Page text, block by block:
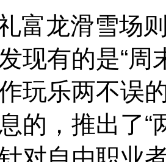
富龙滑雪场
现有的是“周
玩乐两不误
的，推出了“